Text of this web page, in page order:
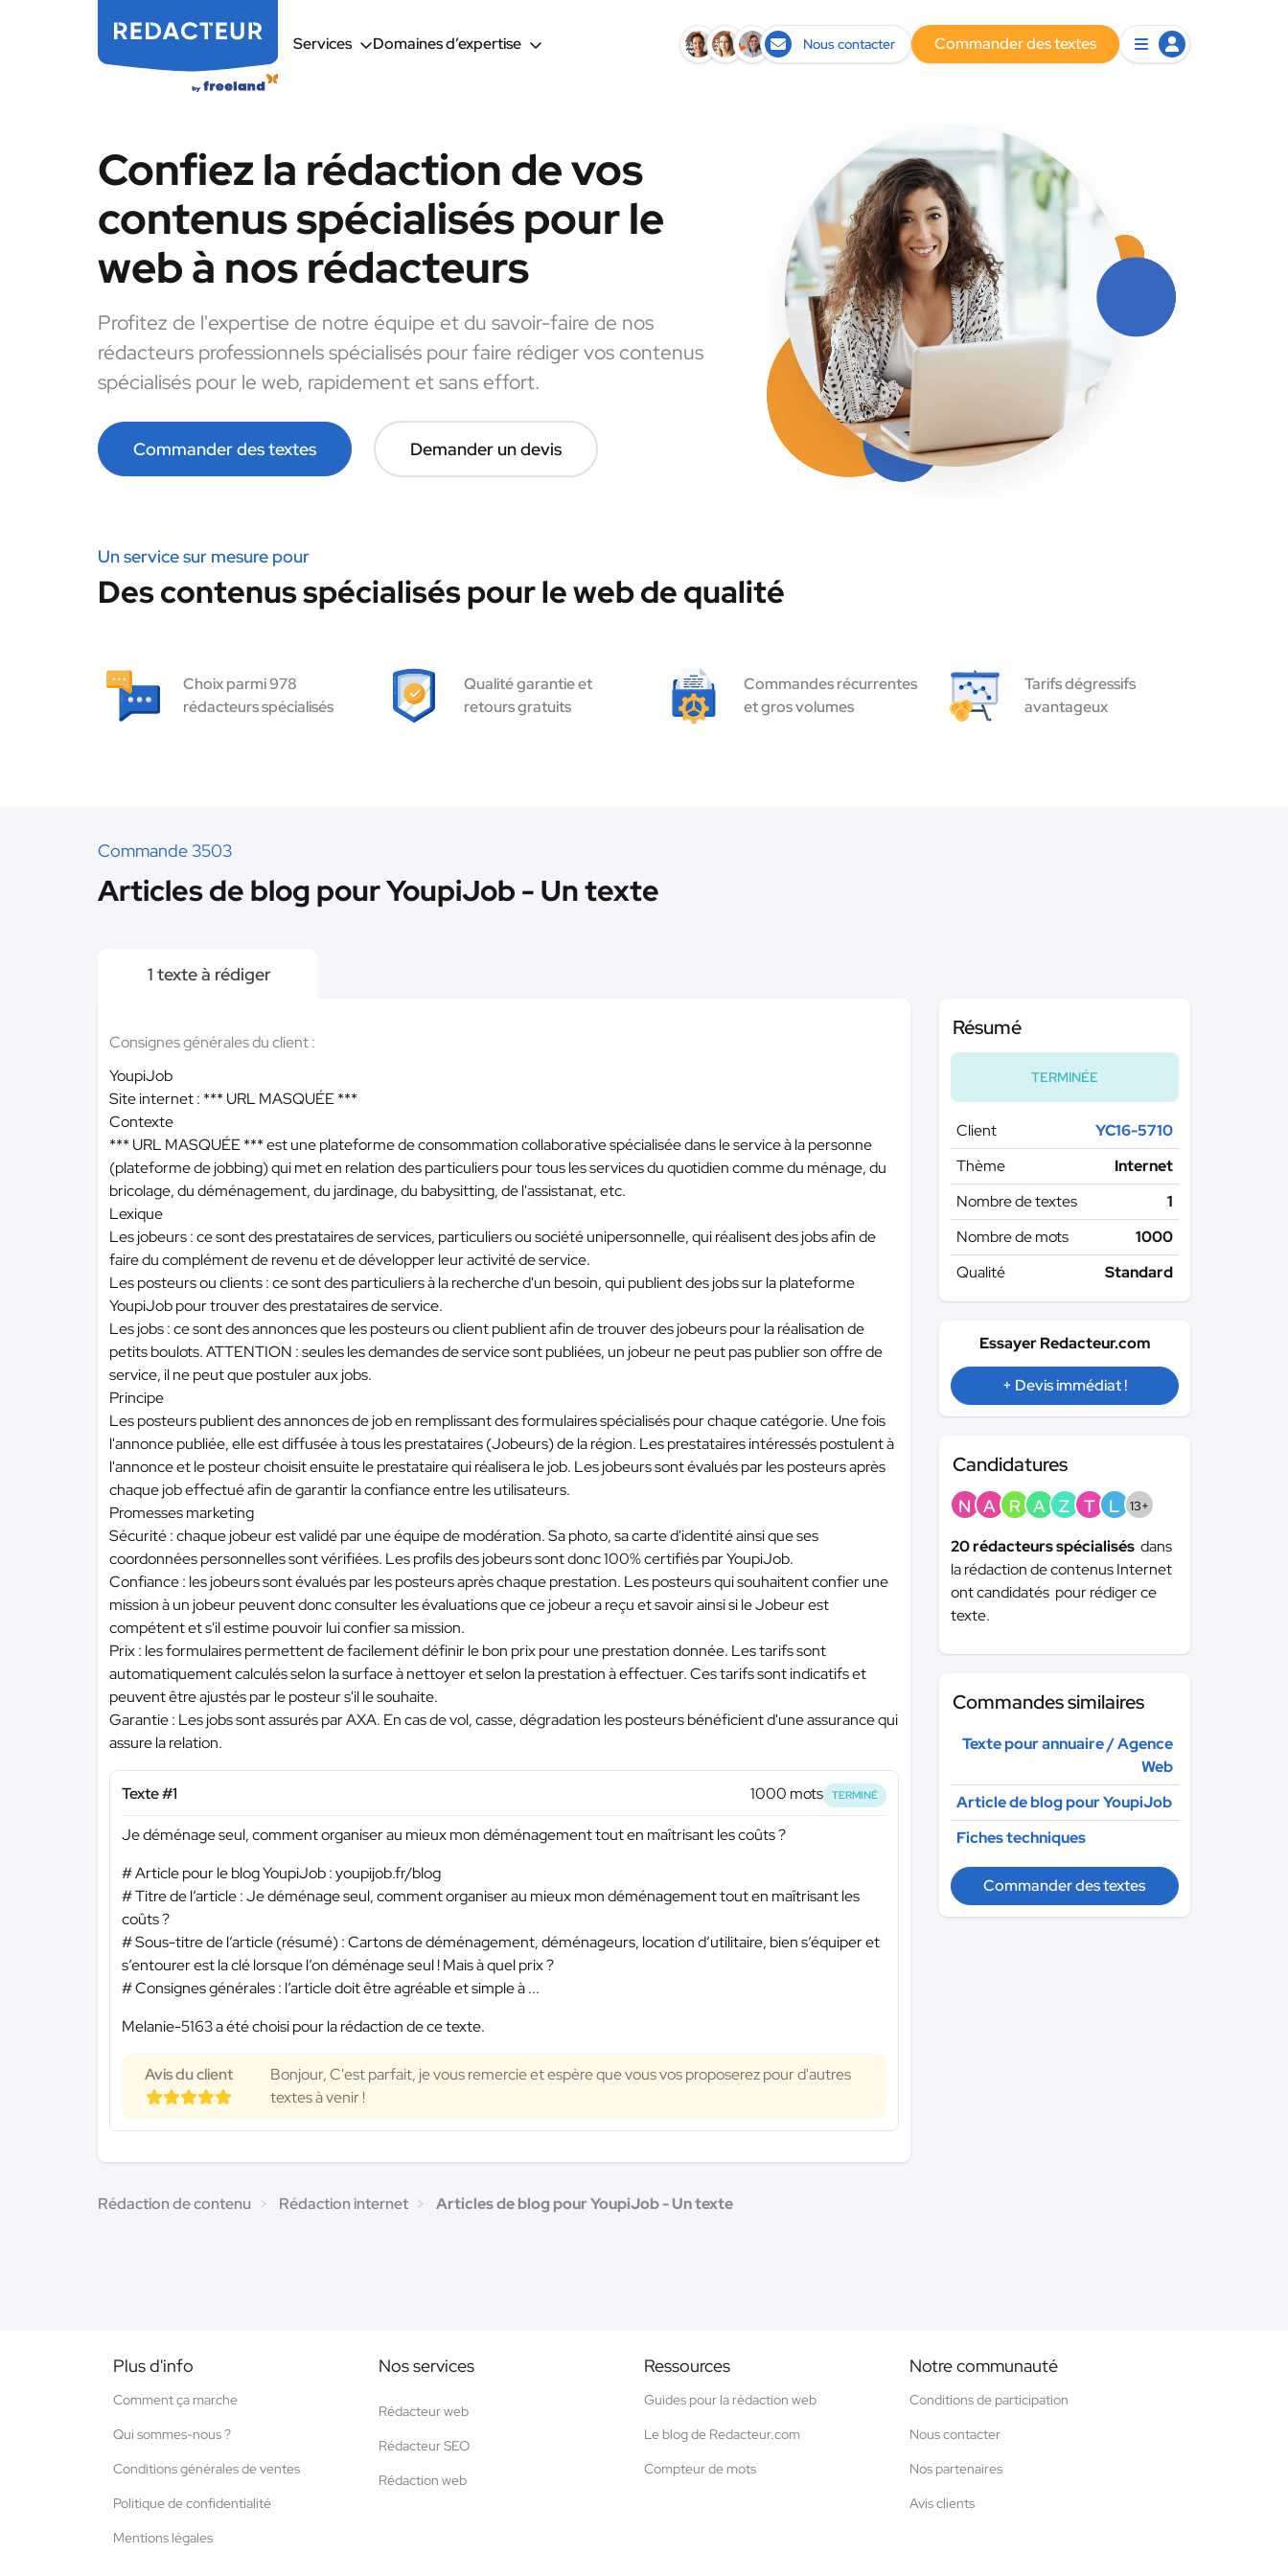
Services Domaines d’expertise Nous contacter Commander des textes
Confiez la rédaction de vos
contenus spécialisés pour le
web à nos rédacteurs
Profitez de l'expertise de notre équipe et du savoir-faire de nos
rédacteurs professionnels spécialisés pour faire rédiger vos contenus
spécialisés pour le web, rapidement et sans effort.
Commander des textes Demander un devis
Un service sur mesure pour
Des contenus spécialisés pour le web de qualité
Choix parmi 978
rédacteurs spécialisés
Qualité garantie et
retours gratuits
Commandes récurrentes
et gros volumes
Tarifs dégressifs
avantageux
Commande 3503
Articles de blog pour YoupiJob - Un texte
1 texte à rédiger
Consignes générales du client :
YoupiJob
Site internet : *** URL MASQUÉE ***
Contexte
*** URL MASQUÉE ***est une plateforme de consommation collaborative spécialisée dans le service à la personne
(plateforme de jobbing) qui met en relation des particuliers pour tous les services du quotidien comme du ménage, du
bricolage, du déménagement, du jardinage, du babysitting, de l'assistanat, etc.
Lexique
Les jobeurs : ce sont des prestataires de services, particuliers ou société unipersonnelle, qui réalisent des jobs afin de
faire du complément de revenu et de développer leur activité de service.
Les posteurs ou clients : ce sont des particuliers à la recherche d'un besoin, qui publient des jobs sur la plateforme
YoupiJob pour trouver des prestataires de service.
Les jobs : ce sont des annonces que les posteurs ou client publient afin de trouver des jobeurs pour la réalisation de
petits boulots. ATTENTION : seules les demandes de service sont publiées, un jobeur ne peut pas publier son offre de
service, il ne peut que postuler aux jobs.
Principe
Les posteurs publient des annonces de job en remplissant des formulaires spécialisés pour chaque catégorie. Une fois
l'annonce publiée, elle est diffusée à tous les prestataires (Jobeurs) de la région. Les prestataires intéressés postulent à
l'annonce et le posteur choisit ensuite le prestataire qui réalisera le job. Les jobeurs sont évalués par les posteurs après
chaque job effectué afin de garantir la confiance entre les utilisateurs.
Promesses marketing
Sécurité : chaque jobeur est validé par une équipe de modération. Sa photo, sa carte d'identité ainsi que ses
coordonnées personnelles sont vérifiées. Les profils des jobeurs sont donc 100% certifiés par YoupiJob.
Confiance : les jobeurs sont évalués par les posteurs après chaque prestation. Les posteurs qui souhaitent confier une
mission à un jobeur peuvent donc consulter les évaluations que ce jobeur a reçu et savoir ainsi si le Jobeur est
compétent et s'il estime pouvoir lui confier sa mission.
Prix : les formulaires permettent de facilement définir le bon prix pour une prestation donnée. Les tarifs sont
automatiquement calculés selon la surface à nettoyer et selon la prestation à effectuer. Ces tarifs sont indicatifs et
peuvent être ajustés par le posteur s'il le souhaite.
Garantie : Les jobs sont assurés par AXA. En cas de vol, casse, dégradation les posteurs bénéficient d'une assurance qui
assure la relation.
Texte #1 1000 mots TERMINÉ
Je déménage seul, comment organiser au mieux mon déménagement tout en maîtrisant les coûts ?
# Article pour le blog YoupiJob : youpijob.fr/blog
# Titre de l’article : Je déménage seul, comment organiser au mieux mon déménagement tout en maîtrisant les
coûts ?
# Sous-titre de l’article (résumé) : Cartons de déménagement, déménageurs, location d’utilitaire, bien s’équiper et
s’entourer est la clé lorsque l’on déménage seul ! Mais à quel prix ?
# Consignes générales : l’article doit être agréable et simple à ...
Melanie-5163 a été choisi pour la rédaction de ce texte.
Avis du client
Bonjour, C'est parfait, je vous remercie et espère que vous vos proposerez pour d'autres
textes à venir !
Résumé
TERMINÉE
Client
YC16-5710
Thème
Internet
Nombre de textes
1
Nombre de mots
1000
Qualité
Standard
Essayer Redacteur.com
+ Devis immédiat !
Candidatures
N A R A Z T L 13+
20 rédacteurs spécialisés dans
la rédaction de contenus Internet
ont candidatés pour rédiger ce
texte.
Commandes similaires
Texte pour annuaire / Agence
Web
Article de blog pour YoupiJob
Fiches techniques
Commander des textes
Rédaction de contenu Rédaction internet Articles de blog pour YoupiJob - Un texte
Plus d'info
Comment ça marche
Qui sommes-nous ?
Conditions générales de ventes
Politique de confidentialité
Mentions légales
Nos services
Rédacteur web
Rédacteur SEO
Rédaction web
Ressources
Guides pour la rédaction web
Le blog de Redacteur.com
Compteur de mots
Notre communauté
Conditions de participation
Nous contacter
Nos partenaires
Avis clients